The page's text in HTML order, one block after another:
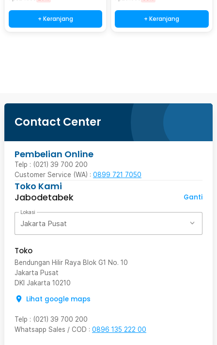
+ Keranjang + Keranjang
Contact Center
Pembelian Online
Telp : (021) 39 700 200
Customer Service (WA) : 0899 721 7050
Toko Kami
Jabodetabek
Ganti
Lokasi
Jakarta Pusat
Toko
Bendungan Hilir Raya Blok G1 No. 10
Jakarta Pusat
DKI Jakarta 10210
Lihat google maps
Telp : (021) 39 700 200
Whatsapp Sales / COD : 0896 135 222 00